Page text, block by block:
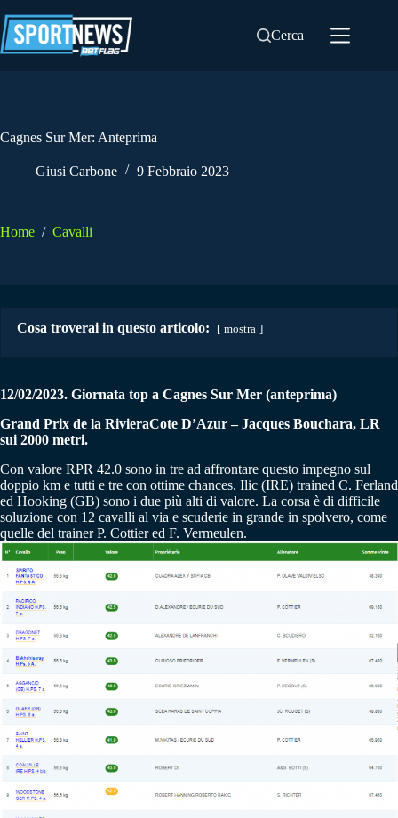
al
contenuto
Cerca
Cagnes Sur Mer: Anteprima
Giusi Carbone 9 Febbraio 2023
Home / Cavalli
Cosa troverai in questo articolo: mostra
12/02/2023. Giornata top a Cagnes Sur Mer (anteprima)
Grand Prix de la RivieraCote D’Azur – Jacques Bouchara, LR
sui 2000 metri.
Con valore RPR 42.0 sono in tre ad affrontare questo impegno sul
doppio km e tutti e tre con ottime chances. Ilic (IRE) trained C. Ferland
ed Hooking (GB) sono i due più alti di valore. La corsa è di difficile
soluzione con 12 cavalli al via e scuderie in grande in spolvero, come
quelle del trainer P. Cottier ed F. Vermeulen.